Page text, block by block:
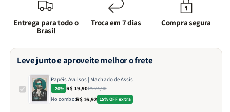
Entrega para todo o
Brasil
Troca em 7 dias Compra segura
Leve junto e aproveite melhor o frete
Papéis Avulsos | Machado de Assis
-20% R$ 19,90R$ 24,90
No combo:R$ 16,92 15% OFF extra